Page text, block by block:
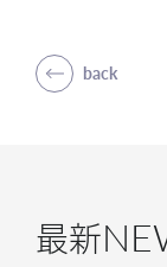
back
最新